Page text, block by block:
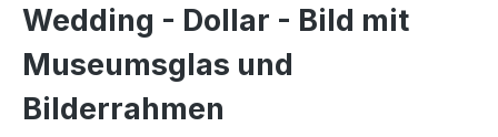
Wedding - Dollar - Bild mit
Museumsglas und
Bilderrahmen